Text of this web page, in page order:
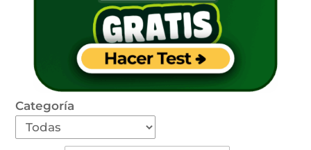
Categoría